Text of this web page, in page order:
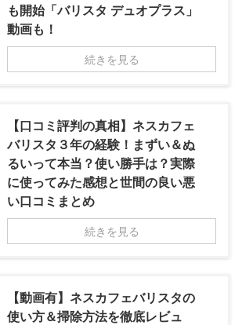
も開始「バリスタ デュオプラス」
動画も！
続きを見る
【口コミ評判の真相】ネスカフェ
バリスタ３年の経験！まずい＆ぬ
るいって本当？使い勝手は？実際
に使ってみた感想と世間の良い悪
い口コミまとめ
続きを見る
【動画有】ネスカフェバリスタの
使い方＆掃除方法を徹底レビュ